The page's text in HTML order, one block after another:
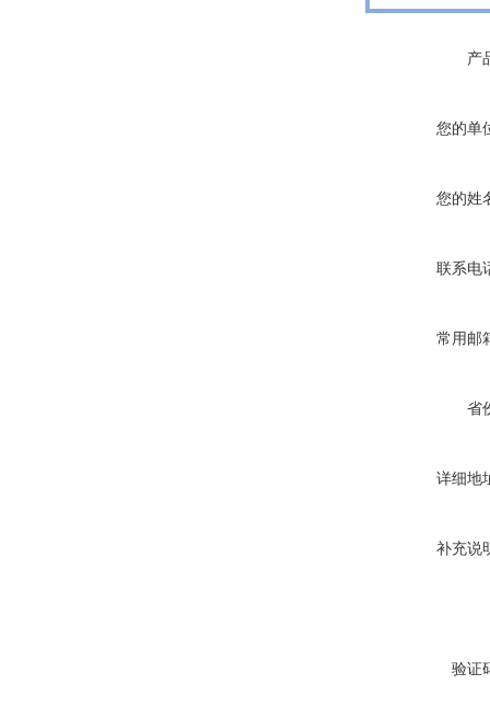
产
您的单
您的姓
联系电
常用邮
省
详细地
补充说
验证